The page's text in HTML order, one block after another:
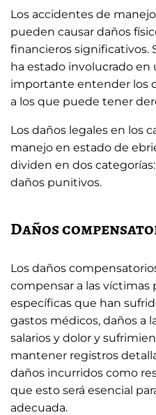
Los accidentes de
pueden causar daños
financieros significativos.
ha estado involucrado en
importante entender los
a los que puede tener
Los daños legales en los
manejo en estado de
dividen en dos
daños punitivos.
Daños
Los daños
compensar a las víctimas
específicas que han
gastos médicos, daños a
salarios y dolor y
mantener registros
daños incurridos como
que esto será esencial
adecuada.